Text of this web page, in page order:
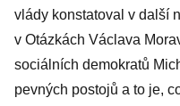
vlády konstatoval v další
v Otázkách Václava
sociálních demokratů
pevných postojů a to je,